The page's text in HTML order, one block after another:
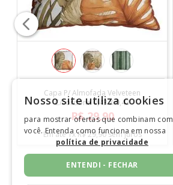
COMPRAR
Tapete Elysia 1,00 X 1,40
R$ 219,90
Em até5xR$43,98sem juros
Nosso site utiliza cookies
para mostrar ofertas que combinam com
você. Entenda como funciona em nossa
política de privacidade
ENTENDI - FECHAR